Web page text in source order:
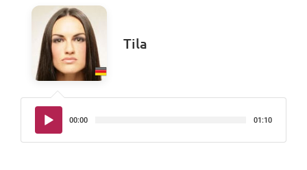
Tila
Audio-
Player
00:00 01:10